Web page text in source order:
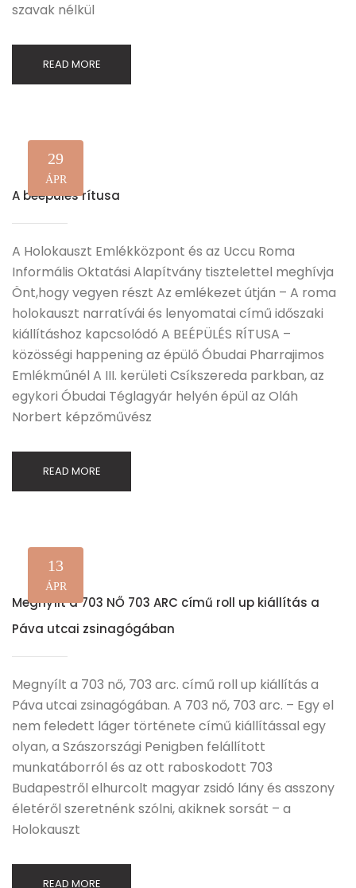
szavak nélkül
READ MORE
29
ÁPR
A beépülés rítusa
A Holokauszt Emlékközpont és az Uccu Roma
Informális Oktatási Alapítvány tisztelettel meghívja
Önt,hogy vegyen részt Az emlékezet útján – A roma
holokauszt narratívái és lenyomatai című időszaki
kiállításhoz kapcsolódó A BEÉPÜLÉS RÍTUSA –
közösségi happening az épülő Óbudai Pharrajimos
Emlékműnél A III. kerületi Csíkszereda parkban, az
egykori Óbudai Téglagyár helyén épül az Oláh
Norbert képzőművész
READ MORE
13
ÁPR
Megnyílt a 703 NŐ 703 ARC című roll up kiállítás a
Páva utcai zsinagógában
Megnyílt a 703 nő, 703 arc. című roll up kiállítás a
Páva utcai zsinagógában. A 703 nő, 703 arc. – Egy el
nem feledett láger története című kiállítással egy
olyan, a Szászországi Penigben felállított
munkatáborról és az ott raboskodott 703
Budapestről elhurcolt magyar zsidó lány és asszony
életéről szeretnénk szólni, akiknek sorsát – a
Holokauszt
READ MORE